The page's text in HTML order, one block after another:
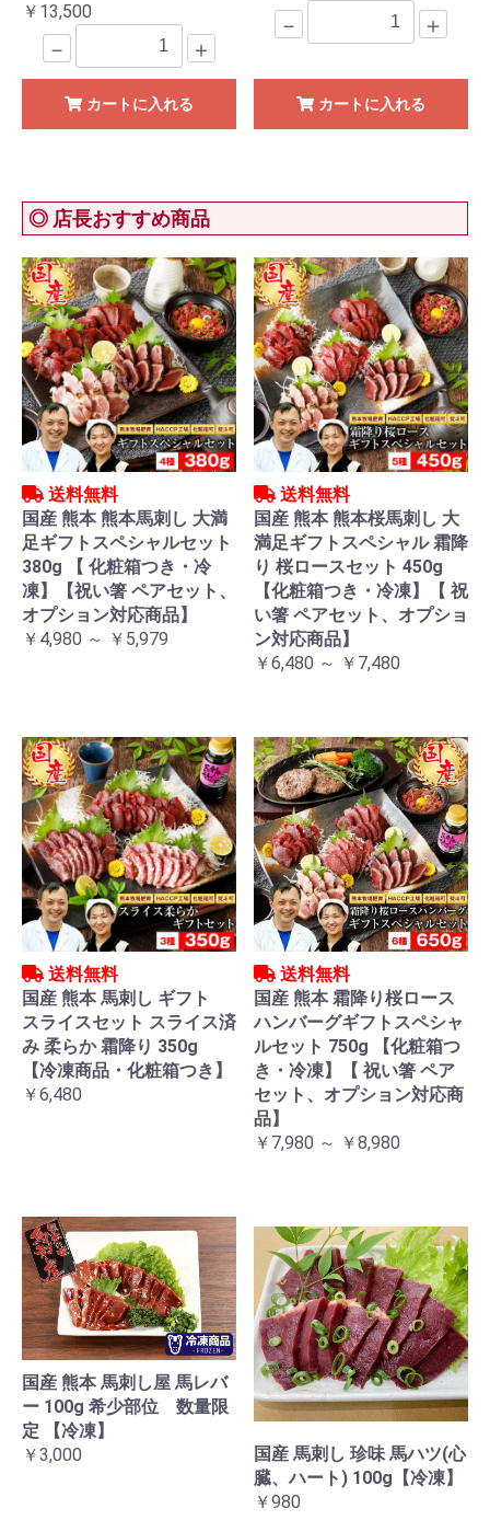
￥13,500
－ ＋
カートに入れる
－ ＋
カートに入れる
◎ 店長おすすめ商品
送料無料
国産 熊本 熊本馬刺し 大満
足ギフトスペシャルセット
380g 【 化粧箱つき・冷
凍】【祝い箸 ペアセット、
オプション対応商品】
￥4,980 ～ ￥5,979
送料無料
国産 熊本 熊本桜馬刺し 大
満足ギフトスペシャル 霜降
り 桜ロースセット 450g
【化粧箱つき・冷凍】【 祝
い箸 ペアセット、オプショ
ン対応商品】
￥6,480 ～ ￥7,480
送料無料
国産 熊本 馬刺し ギフト
スライスセット スライス済
み 柔らか 霜降り 350g
【冷凍商品・化粧箱つき】
￥6,480
送料無料
国産 熊本 霜降り桜ロース
ハンバーグギフトスペシャ
ルセット 750g 【化粧箱つ
き・冷凍】【 祝い箸 ペア
セット、オプション対応商
品】
￥7,980 ～ ￥8,980
国産 熊本 馬刺し屋 馬レバ
ー 100g 希少部位 数量限
定 【冷凍】
￥3,000
国産 馬刺し 珍味 馬ハツ(心
臓、ハート) 100g【冷凍】
￥980